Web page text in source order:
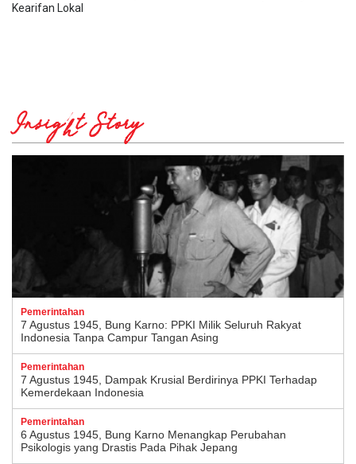
Kearifan Lokal
Insight Story
Pemerintahan
7 Agustus 1945, Bung Karno: PPKI Milik Seluruh Rakyat
Indonesia Tanpa Campur Tangan Asing
Pemerintahan
7 Agustus 1945, Dampak Krusial Berdirinya PPKI Terhadap
Kemerdekaan Indonesia
Pemerintahan
6 Agustus 1945, Bung Karno Menangkap Perubahan
Psikologis yang Drastis Pada Pihak Jepang